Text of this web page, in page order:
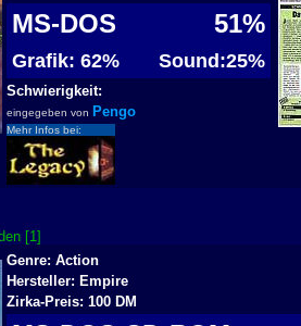
MS-DOS 51%
Grafik: 62% Sound:25%
Schwierigkeit:
eingegeben von Pengo
Mehr Infos bei:
[1]
Genre: Action
Hersteller: Empire
Zirka-Preis: 100 DM